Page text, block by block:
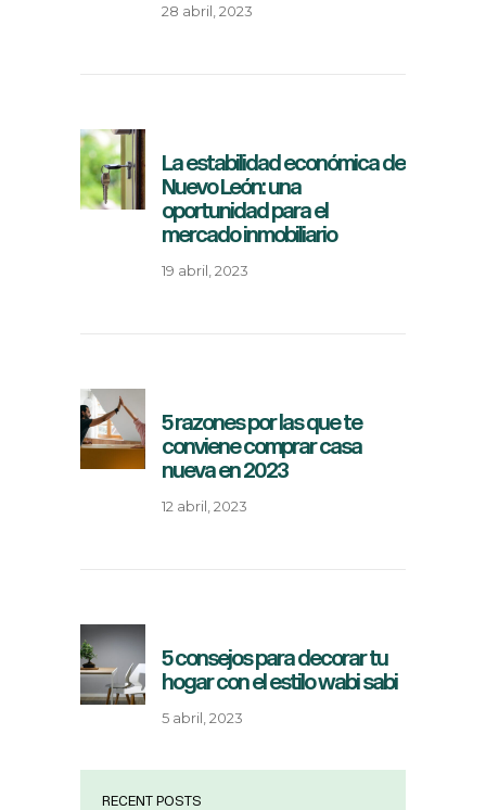
28 abril, 2023
La estabilidad económica de
Nuevo León: una
oportunidad para el
mercado inmobiliario
19 abril, 2023
5 razones por las que te
conviene comprar casa
nueva en 2023
12 abril, 2023
5 consejos para decorar tu
hogar con el estilo wabi sabi
5 abril, 2023
RECENT POSTS